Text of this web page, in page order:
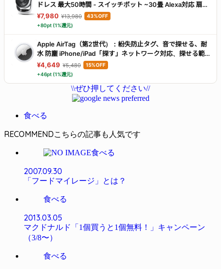
ドレス 最大50時間 - スイッチボット ~30畳 Alexa対応 扇風
機 DCモーター 3D首振り 無段階風量調整 充電式バッテリー
搭載 リモコン付き 梅雨対策 省エネ
¥7,980 ¥13,980
43%OFF
+80pt (1%還元)
Apple AirTag（第2世代）：紛失防止タグ、音で探せる、耐
水 防塵 iPhone/iPad「探す」ネットワーク対応、探せる範
囲が最大1.5 倍に広がった「正確な場所を見つける」機能搭
載
¥4,649 ¥5,480
15%OFF
+46pt (1%還元)
\\ぜひ押してください//
食べる
RECOMMEND
食べる
2007.09.30
「フードマイレージ」とは？
食べる
2013.03.05
マクドナルド「1個買うと1個無料！」キャンペーン
（3/8〜）
食べる